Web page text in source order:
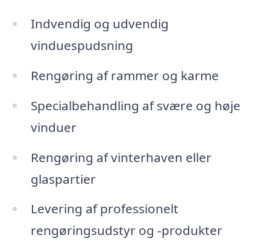
Indvendig og udvendig
vinduespudsning
Rengøring af rammer og karme
Specialbehandling af svære og høje
vinduer
Rengøring af vinterhaven eller
glaspartier
Levering af professionelt
rengøringsudstyr og -produkter